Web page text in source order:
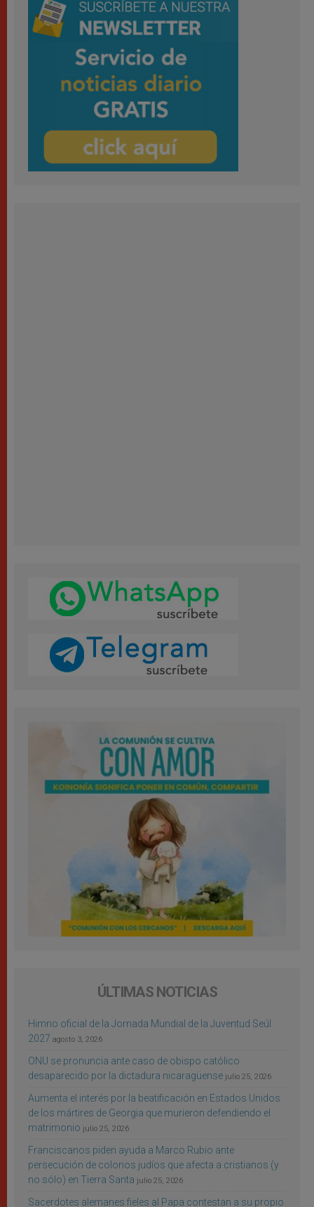
ÚLTIMAS NOTICIAS
Himno oficial de la Jornada Mundial de la Juventud Seúl
2027 agosto 3, 2026
ONU se pronuncia ante caso de obispo católico
desaparecido por la dictadura nicaragüense julio 25, 2026
Aumenta el interés por la beatificación en Estados Unidos
de los mártires de Georgia que murieron defendiendo el
matrimonio julio 25, 2026
Franciscanos piden ayuda a Marco Rubio ante
persecución de colonos judíos que afecta a cristianos (y
no sólo) en Tierra Santa julio 25, 2026
Sacerdotes alemanes fieles al Papa contestan a su propio